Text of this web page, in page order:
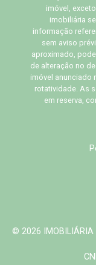
imóvel,
imobiliária
informação
sem aviso
aproximado,
de alteração no
imóvel anunciado
rotatividade. As
em reserva,
© 2026